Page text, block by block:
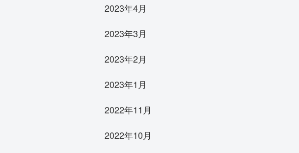
2023年4月
2023年3月
2023年2月
2023年1月
2022年11月
2022年10月